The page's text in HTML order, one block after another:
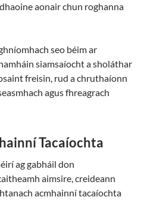
aonair chun roghanna
seo béim ar
siamsaíocht a sholáthar
freisin, rud a chruthaíonn
agus fhreagrach
Tacaíochta
ag gabháil don
aimsire, creideann
acmhainní tacaíochta